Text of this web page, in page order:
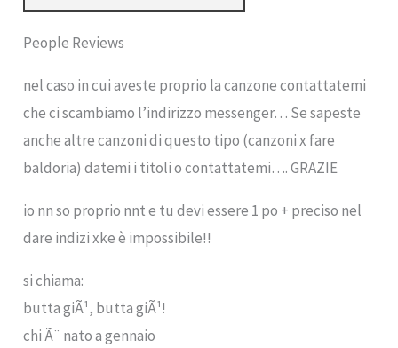
People Reviews
nel caso in cui aveste proprio la canzone contattatemi
che ci scambiamo l’indirizzo messenger… Se sapeste
anche altre canzoni di questo tipo (canzoni x fare
baldoria) datemi i titoli o contattatemi…. GRAZIE
io nn so proprio nnt e tu devi essere 1 po + preciso nel
dare indizi xke è impossibile!!
si chiama:
butta giÃ¹, butta giÃ¹!
chi Ã¨ nato a gennaio